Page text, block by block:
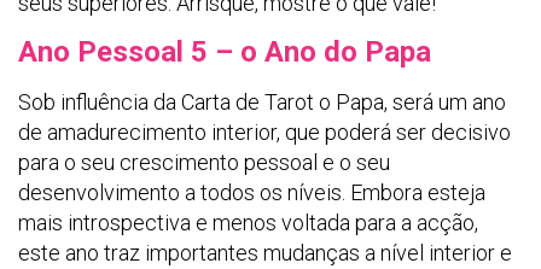
Ano Pessoal 5 – o Ano do Papa
Sob influência da Carta de Tarot o Papa, será um ano
de amadurecimento interior, que poderá ser decisivo
para o seu crescimento pessoal e o seu
desenvolvimento a todos os níveis. Embora esteja
mais introspectiva e menos voltada para a acção,
este ano traz importantes mudanças a nível interior e